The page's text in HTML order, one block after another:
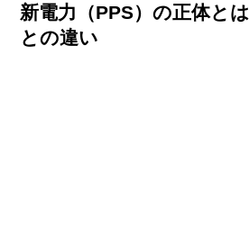
新電力（PPS）の正体と
との違い